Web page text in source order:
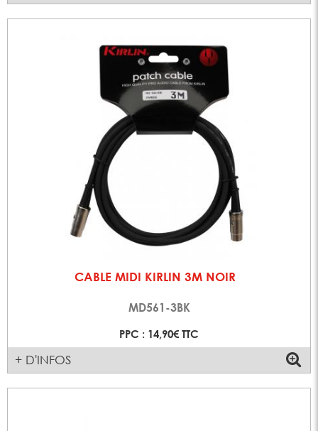
CABLE MIDI KIRLIN 3M NOIR
MD561-3BK
PPC : 14,90€ TTC
+ D'INFOS